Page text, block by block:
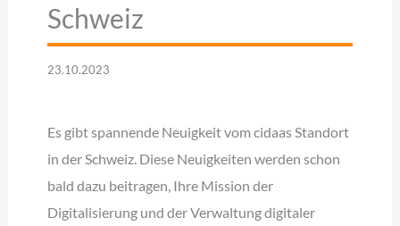
Schweiz
23.10.2023
Es gibt spannende Neuigkeit vom cidaas Standort
in der Schweiz. Diese Neuigkeiten werden schon
bald dazu beitragen, Ihre Mission der
Digitalisierung und der Verwaltung digitaler